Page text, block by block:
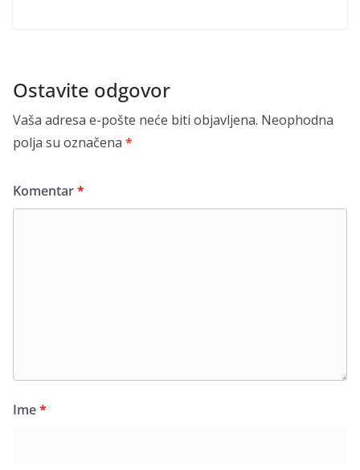
Ostavite odgovor
Vaša adresa e-pošte neće biti objavljena. Neophodna
polja su označena *
Komentar*
Ime*